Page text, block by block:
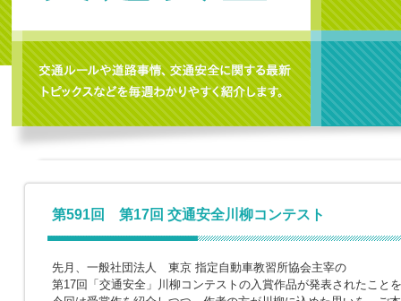
第591回 第17回 交通安全川柳コンテスト
先月、一般社団法人 東京 指定自動車教習所協会主宰の
第17回「交通安全」川柳コンテストの入賞作品が発表されたこと